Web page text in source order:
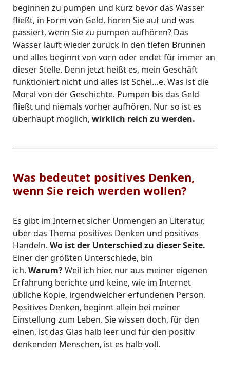
beginnen zu pumpen und kurz bevor das Wasser
fließt, in Form von Geld, hören Sie auf und was
passiert, wenn Sie zu pumpen aufhören? Das
Wasser läuft wieder zurück in den tiefen Brunnen
und alles beginnt von vorn oder endet für immer an
dieser Stelle. Denn jetzt heißt es, mein Geschäft
funktioniert nicht und alles ist Schei…e. Was ist die
Moral von der Geschichte. Pumpen bis das Geld
fließt und niemals vorher aufhören. Nur so ist es
überhaupt möglich, wirklich reich zu werden.
Was bedeutet positives Denken,
wenn Sie reich werden wollen?
Es gibt im Internet sicher Unmengen an Literatur,
über das Thema positives Denken und positives
Handeln. Wo ist der Unterschied zu dieser Seite.
Einer der größten Unterschiede, bin
ich. Warum?Weil ich hier, nur aus meiner eigenen
Erfahrung berichte und keine, wie im Internet
übliche Kopie, irgendwelcher erfundenen Person.
Positives Denken, beginnt allein bei meiner
Einstellung zum Leben. Sie wissen doch, für den
einen, ist das Glas halb leer und für den positiv
denkenden Menschen, ist es halb voll.